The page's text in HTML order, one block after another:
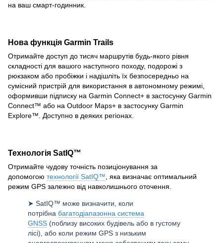
на ваш смарт-годинник.
Нова функція Garmin Trails
Отримайте доступ до тисяч маршрутів будь-якого рівня
складності для вашого наступного походу, подорожі з
рюкзаком або пробіжки і надішліть їх безпосередньо на
сумісний пристрій для використання в автономному режимі,
оформивши підписку на Garmin Connect+ в застосунку Garmin
Connect™ або на Outdoor Maps+ в застосунку Garmin
Explore™. Доступно в деяких регіонах.
Технологія SatIQ™
Отримайте чудову точність позиціонування за
допомогою технології SatIQ™ , яка визначає оптимальний
режим GPS залежно від навколишнього оточення.
➤ SatIQ™ може визначити, коли
потрібна багатодіапазонна система
GNSS (поблизу високих будівель або в густому
лісі), або коли режим GPS з низьким